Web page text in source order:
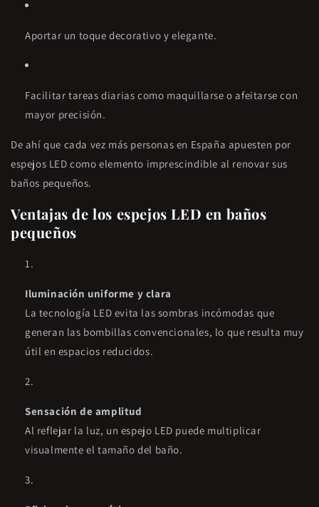
Aportar un toque decorativo y elegante.
Facilitar tareas diarias como maquillarse o afeitarse con
mayor precisión.
De ahí que cada vez más personas en España apuesten por
espejos LED como elemento imprescindible al renovar sus
baños pequeños.
Ventajas de los espejos LED en baños
pequeños
Iluminación uniforme y clara
La tecnología LED evita las sombras incómodas que
generan las bombillas convencionales, lo que resulta muy
útil en espacios reducidos.
Sensación de amplitud
Al reflejar la luz, un espejo LED puede multiplicar
visualmente el tamaño del baño.